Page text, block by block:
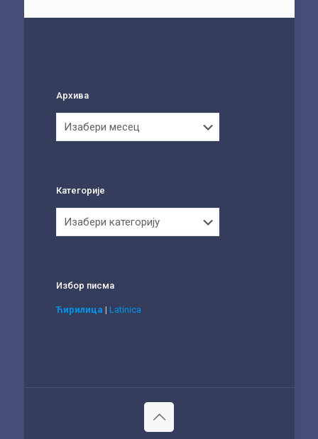
Архива
Категорије
Избор писма
Ћирилица | Latinica